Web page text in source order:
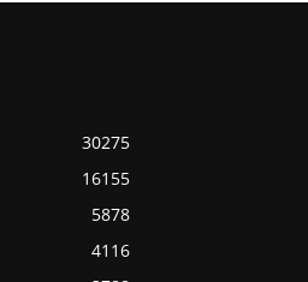
30275
16155
5878
4116